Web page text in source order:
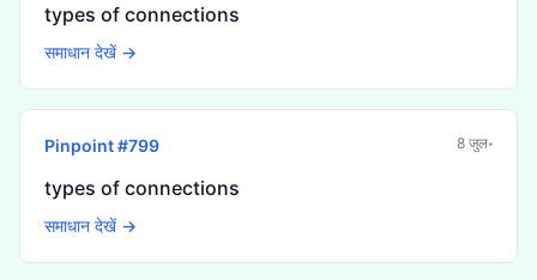
types of connections
समाधान देखें →
Pinpoint #799 8 जुल॰
types of connections
समाधान देखें →